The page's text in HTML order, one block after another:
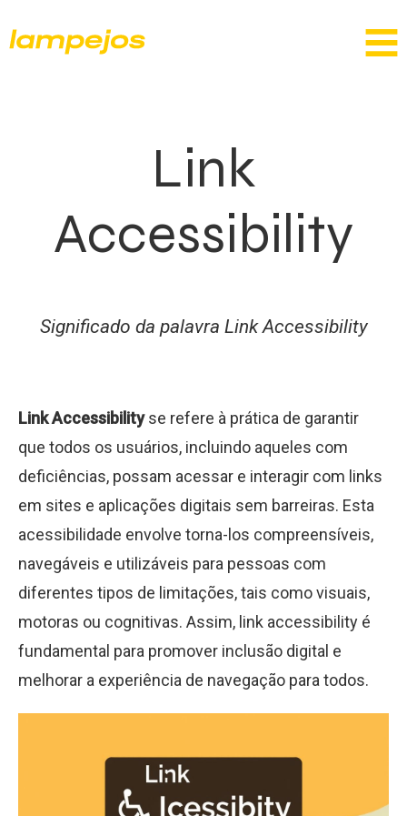
Link
Accessibility
Significado da palavra Link Accessibility
Link Accessibilityse refere à prática de garantir
que todos os usuários, incluindo aqueles com
deficiências, possam acessar e interagir com links
em sites e aplicações digitais sem barreiras. Esta
acessibilidade envolve torna-los compreensíveis,
navegáveis e utilizáveis para pessoas com
diferentes tipos de limitações, tais como visuais,
motoras ou cognitivas. Assim, link accessibility é
fundamental para promover inclusão digital e
melhorar a experiência de navegação para todos.